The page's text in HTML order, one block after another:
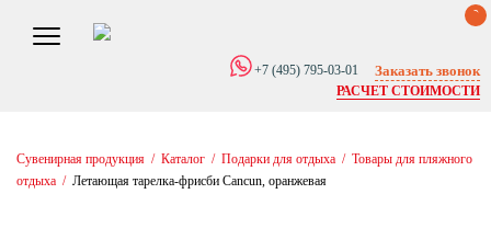
0
+7 (495) 795-03-01 Заказать звонок
РАСЧЕТ СТОИМОСТИ
Сувенирная продукция / Каталог / Подарки для отдыха / Товары для пляжного
отдыха / Летающая тарелка-фрисби Cancun, оранжевая